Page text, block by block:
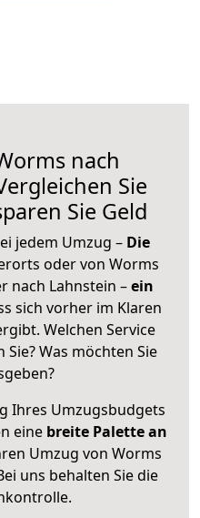
nach
Sie
Sie Geld
jedem Umzug – Die
oder von Worms
nach Lahnstein –ein
sich vorher im Klaren
Welchen Service
Was möchten Sie
Ihres Umzugsbudgets
eine breite Palette an
Umzug von Worms
uns behalten Sie die